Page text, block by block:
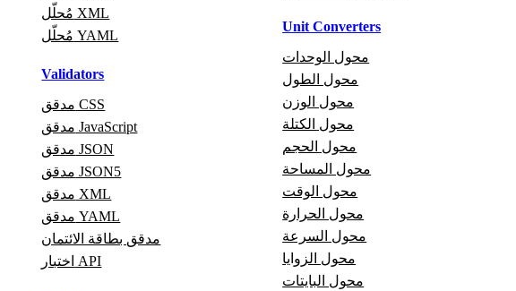
مُحلّل XML
مُحلّل YAML
Validators
مدقق CSS
مدقق JavaScript
مدقق JSON
مدقق JSON5
مدقق XML
مدقق YAML
مدقق بطاقة الائتمان
اختبار API
Unit Converters
محول الوحدات
محول الطول
محول الوزن
محول الكتلة
محول الحجم
محول المساحة
محول الوقت
محول الحرارة
محول السرعة
محول الزوايا
محول البايتات